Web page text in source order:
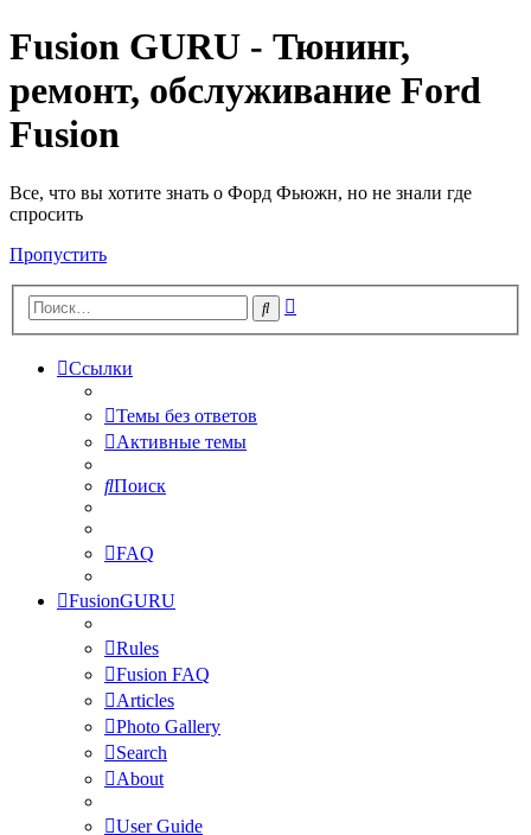
Fusion GURU - Тюнинг,
ремонт, обслуживание Ford
Fusion
Все, что вы хотите знать о Форд Фьюжн, но не знали где
спросить
Пропустить
Поиск
Ссылки
Темы без ответов
Активные темы
Поиск
FAQ
FusionGURU
Rules
Fusion FAQ
Articles
Photo Gallery
Search
About
User Guide